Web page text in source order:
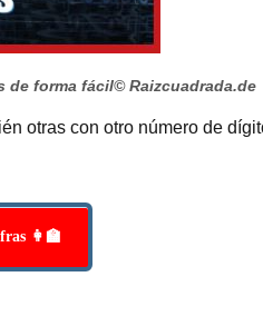
de forma fácil© Raizcuadrada.de
otras con otro número de
👩‍🏫